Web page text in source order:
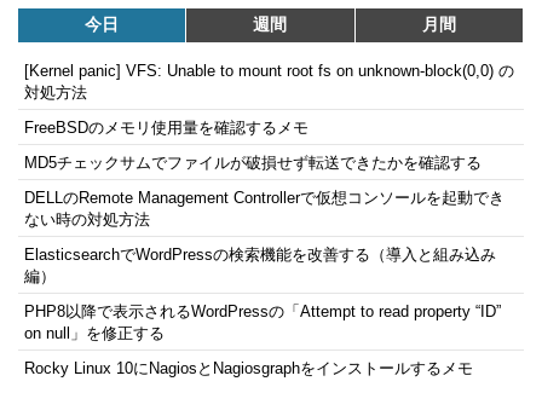
今日 週間 月間
[Kernel panic] VFS: Unable to mount root fs on unknown-block(0,0) の
対処方法
FreeBSDのメモリ使用量を確認するメモ
MD5チェックサムでファイルが破損せず転送できたかを確認する
DELLのRemote Management Controllerで仮想コンソールを起動でき
ない時の対処方法
ElasticsearchでWordPressの検索機能を改善する（導入と組み込み
編）
PHP8以降で表示されるWordPressの「Attempt to read property “ID”
on null」を修正する
Rocky Linux 10にNagiosとNagiosgraphをインストールするメモ